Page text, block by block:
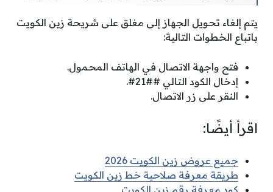
يتم إلغاء تحويل الجهاز إلى مغلق على شريحة زين الكويت
باتباع الخطوات التالية:
فتح واجهة الاتصال في الهاتف المحمول.
إدخال الكود التالي ##21#.
النقر على زر الاتصال.
اقرأ أيضًا:
جميع عروض زين الكويت 2026
طريقة معرفة صلاحية خط زين الكويت